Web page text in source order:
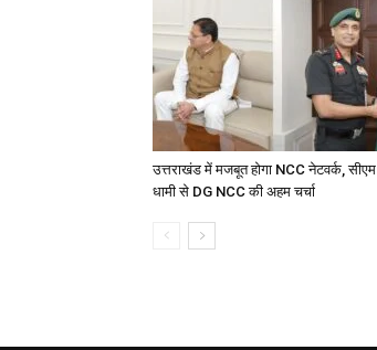
उत्तराखंड में मजबूत होगा NCC नेटवर्क, सीएम
धामी से DG NCC की अहम चर्चा